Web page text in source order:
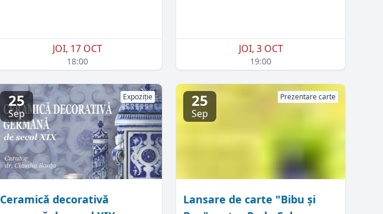
JOI, 17 OCT
18:00
JOI, 3 OCT
19:00
25
Sep
Expoziție
Ceramică decorativă
25
Sep
Prezentare carte
Lansare de carte "Bibu și